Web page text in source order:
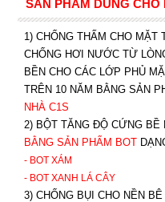
SẢN PHẨM DÙNG CHO
1) CHỐNG THẤM CHO MẶT
CHỐNG HƠI NƯỚC TỪ
BỀN CHO CÁC LỚP PHỦ
TRÊN 10 NĂM BẰNG SẢN
NHÀ C1S
2) BỘT TĂNG ĐỘ CỨNG BỀ
BẰNG SẢN PHẨM BOT
- BOT XÁM
- BOT XANH LÁ CÂY
3) CHỐNG BỤI CHO NỀN